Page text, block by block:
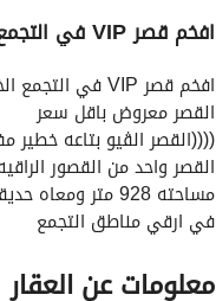
التفاصيل الاتجاهات
افخم قصر VIP في التجمع الخامس جاهز للمعاينه باقل سعر
افخم قصر VIP في التجمع الخامس جاهز للمعاينه باقل سعر
القصر معروض باقل سعر
((((القصر الڤيو بتاعه
القصر واحد من القصور
مساحته 928 متر ومعاه حديقه كبيره جدا وحمام سباحه خاص
في ارقي مناطق التجمع
(((((متاح فيديو للقصر )))))
معلومات عن العقار